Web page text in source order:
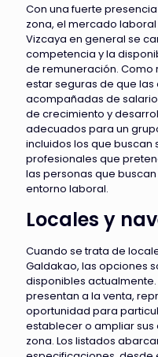
Con una fuerte
zona, el mercado
Vizcaya en general se
competencia y la
de remuneración. Como
estar seguras de que
acompañadas de
de crecimiento y
adecuados para un
incluidos los que buscan
profesionales que
las personas que
entorno laboral.
Locales y
Cuando se trata de
Galdakao, las opciones
disponibles
presentan a la venta,
oportunidad para
establecer o ampliar
zona. Los listados